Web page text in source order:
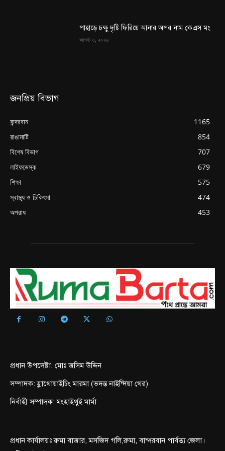
পাহাড়ে চক্ষু দৃষ্টি ফিরিয়ে আনার অপর নাম কেএস মং
আগস্ট ৩, ২০২৬
জনপ্রিয় বিভাগ
বান্দরবান
1165
রাঙামাটি
854
বিশেষ বিভাগ
707
লাইফডেস্ক
679
শিক্ষা
575
স্বাস্থ্য ও চিকিৎসা
474
অপরাধ
453
প্রধান উপদেষ্টা: মোঃ জসিম উদ্দিন
সম্পাদক: হ্লাথোয়াইচিং মারমা (ভদন্ত নাইন্দিয়া থের)
নির্বাহী সম্পাদক: মংহাইথুই মার্মা
প্রধান কার্যালয়ঃ রুমা বাজার, মসজিদ গলি,রুমা, বান্দরবান পার্বত্য জেলা।